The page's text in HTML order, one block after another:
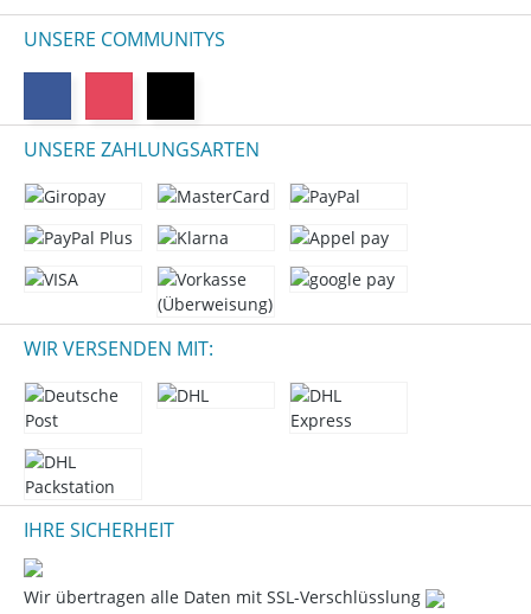
UNSERE COMMUNITYS
UNSERE ZAHLUNGSARTEN
WIR VERSENDEN MIT:
IHRE SICHERHEIT
Wir übertragen alle Daten mit SSL-Verschlüsslung